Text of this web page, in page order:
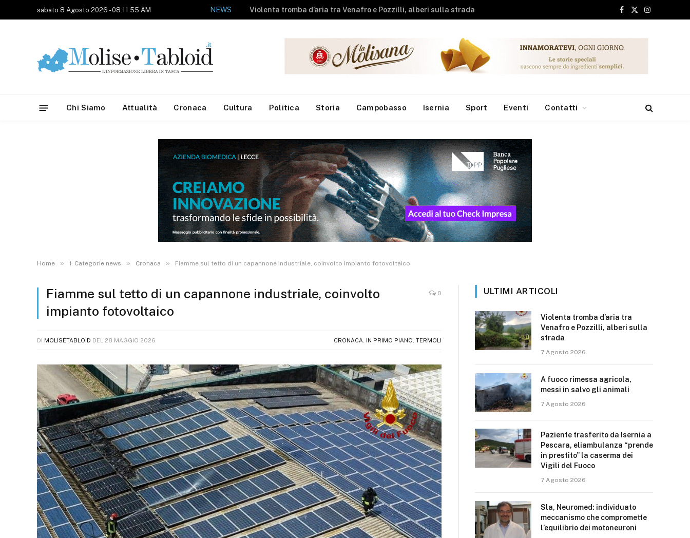
sabato 8 Agosto 2026 - 08:11:55 AM NEWS A fuoco rimessa agricola, messi in salvo gli animali
Facebook
X
Instagram
Chi Siamo Attualità Cronaca Cultura Politica Storia Campobasso Isernia Sport Eventi Contatti
Home » 1. Categorie news » Cronaca » Fiamme sul tetto di un capannone industriale, coinvolto impianto fotovoltaico
Fiamme sul tetto di un capannone industriale, coinvolto
impianto fotovoltaico
0
DI MOLISETABLOID DEL 28 MAGGIO 2026 CRONACA IN PRIMO PIANO TERMOLI
ULTIMI ARTICOLI
Violenta tromba d’aria tra
Venafro e Pozzilli, alberi sulla
strada
7 Agosto 2026
A fuoco rimessa agricola,
messi in salvo gli animali
7 Agosto 2026
Paziente trasferito da Isernia a
Pescara, eliambulanza “prende
in prestito” la caserma dei
Vigili del Fuoco
7 Agosto 2026
Sla, Neuromed: individuato
meccanismo che compromette
l’equilibrio dei motoneuroni